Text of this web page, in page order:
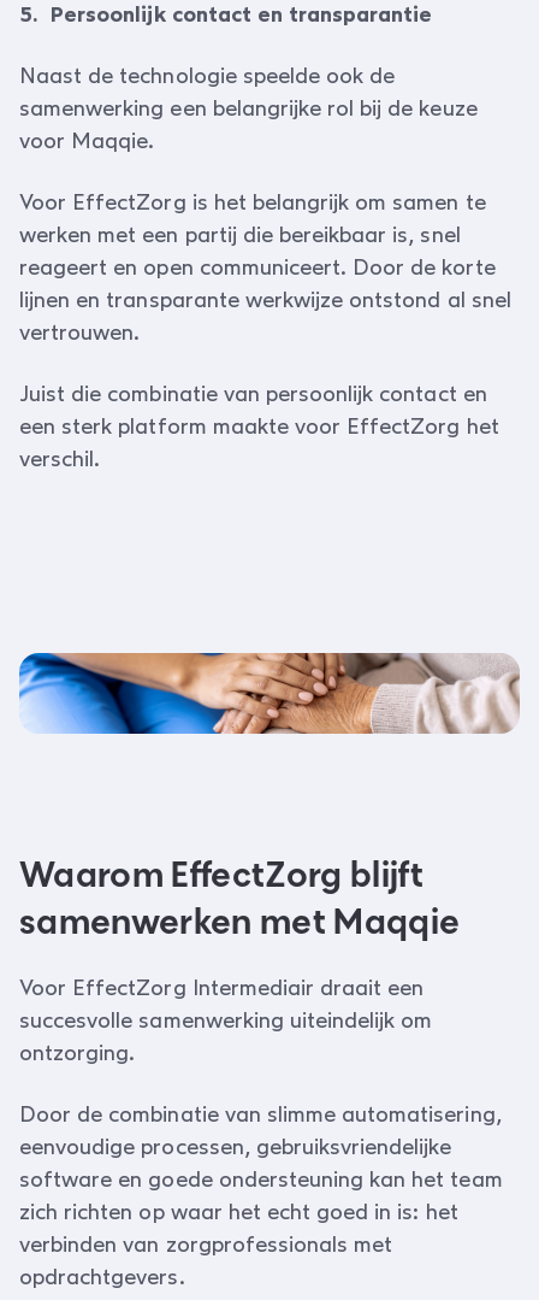
5. Persoonlijk contact en transparantie
Naast de technologie speelde ook de
samenwerking een belangrijke rol bij de keuze
voor Maqqie.
Voor EffectZorg is het belangrijk om samen te
werken met een partij die bereikbaar is, snel
reageert en open communiceert. Door de korte
lijnen en transparante werkwijze ontstond al snel
vertrouwen.
Juist die combinatie van persoonlijk contact en
een sterk platform maakte voor EffectZorg het
verschil.
Waarom EffectZorg blijft
samenwerken met Maqqie
Voor EffectZorg Intermediair draait een
succesvolle samenwerking uiteindelijk om
ontzorging.
Door de combinatie van slimme automatisering,
eenvoudige processen, gebruiksvriendelijke
software en goede ondersteuning kan het team
zich richten op waar het echt goed in is: het
verbinden van zorgprofessionals met
opdrachtgevers.